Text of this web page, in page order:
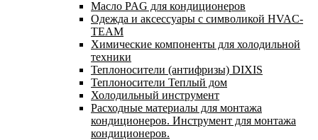
Масло PAG для кондиционеров
Одежда и аксессуары с символикой HVAC-
TEAM
Химические компоненты для холодильной
техники
Теплоносители (антифризы) DIXIS
Теплоносители Теплый дом
Холодильный инструмент
Расходные материалы для монтажа
кондиционеров. Инструмент для монтажа
кондиционеров.